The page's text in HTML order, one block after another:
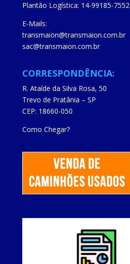
Plantão Logística: 14-99185-7552
E-Mails:
transmaion@transmaion.com.br
sac@transmaion.com.br
CORRESPONDÊNCIA:
R. Ataíde da Silva Rosa, 50
Trevo de Pratânia – SP
CEP: 18660-050
Como Chegar?